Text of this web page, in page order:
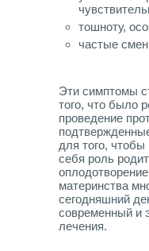
тошноту,
частые
Эти симптомы
того, что было
проведение
для того, чтобы
себя роль
материнства
сегодняшний
современный и
лечения.